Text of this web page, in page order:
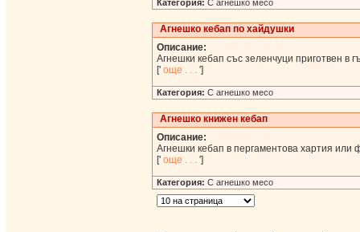
Категория: С агнешко месо
Агнешко кебап по хайдушки
Описание:
Агнешки кебап със зеленчуци приготвен в
[' още . . . ']
Категория: С агнешко месо
Агнешко книжен кебап
Описание:
Агнешки кебап в пергаментова хартия или
[' още . . . ']
Категория: С агнешко месо